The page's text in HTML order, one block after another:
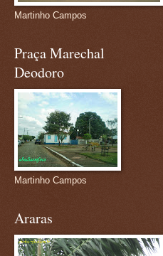
Martinho Campos
Praça Marechal
Deodoro
Martinho Campos
Araras